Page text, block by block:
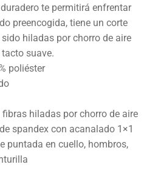
te permitirá enfrentar
preencogida, tiene un corte
hiladas por chorro de aire
suave.
poliéster
hiladas por chorro de aire
spandex con acanalado 1×1
puntada en cuello, hombros,